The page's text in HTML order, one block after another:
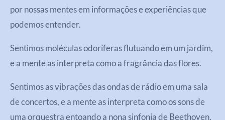
por nossas mentes em informações e experiências que
podemos entender.
Sentimos moléculas odoríferas flutuando em um jardim,
e a mente as interpreta como a fragrância das flores.
Sentimos as vibrações das ondas de rádio em uma sala
de concertos, e a mente as interpreta como os sons de
uma orquestra entoando a nona sinfonia de Beethoven.